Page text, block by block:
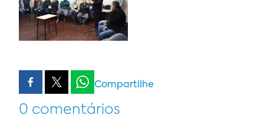
Compartilhe
0 comentários